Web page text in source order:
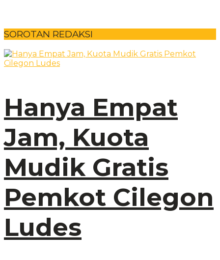
SOROTAN REDAKSI
Hanya Empat
Jam, Kuota
Mudik Gratis
Pemkot Cilegon
Ludes